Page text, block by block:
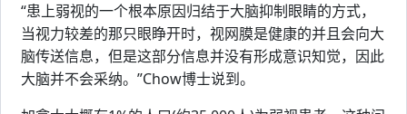
“患上弱视的一个根本原因归结于大脑抑制眼睛的方式，
当视力较差的那只眼睁开时，视网膜是健康的并且会向大
脑传送信息，但是这部分信息并没有形成意识知觉，因此
大脑并不会采纳。”Chow博士说到。